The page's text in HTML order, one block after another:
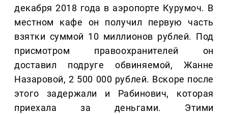
декабря 2018 года в аэропорте Курумоч. В
местном кафе он получил первую часть
взятки суммой 10 миллионов рублей. Под
присмотром правоохранителей он
доставил подруге обвиняемой, Жанне
Назаровой, 2 500 000 рублей. Вскоре после
этого задержали и Рабинович, которая
приехала за деньгами. Этими